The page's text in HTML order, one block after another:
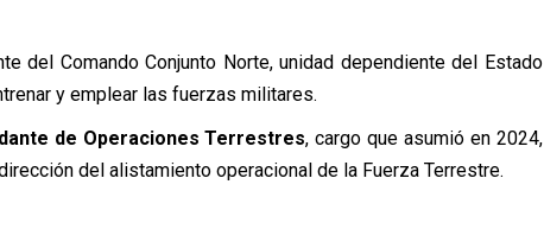
del Comando Conjunto Norte, unidad dependiente del Estado
y emplear las fuerzas militares.
de Operaciones Terrestres, cargo que asumió en 2024,
del alistamiento operacional de la Fuerza Terrestre.